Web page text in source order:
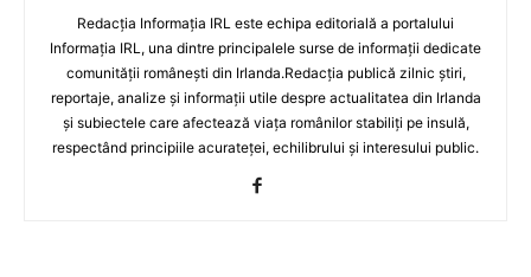
Redacția Informația IRL este echipa editorială a portalului
Informația IRL, una dintre principalele surse de informații dedicate
comunității românești din Irlanda.Redacția publică zilnic știri,
reportaje, analize și informații utile despre actualitatea din Irlanda
și subiectele care afectează viața românilor stabiliți pe insulă,
respectând principiile acurateței, echilibrului și interesului public.